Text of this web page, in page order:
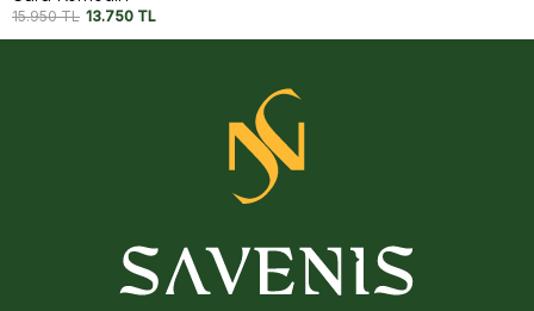
13.750TL 11.750TL